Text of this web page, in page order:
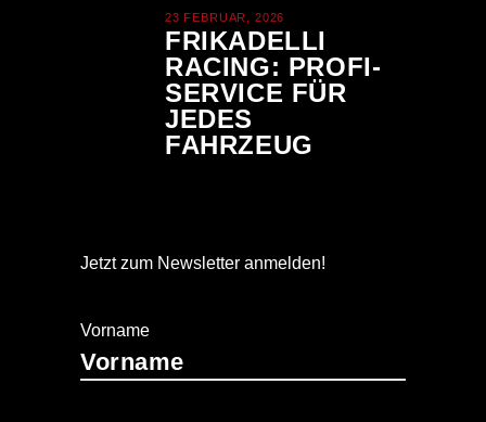
23 FEBRUAR, 2026
FRIKADELLI
RACING: PROFI-
SERVICE FÜR
JEDES
FAHRZEUG
Jetzt zum Newsletter anmelden!
Vorname